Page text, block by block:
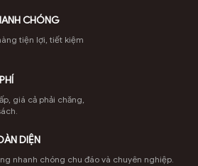
CHÓNG
tiện lợi, tiết kiệm
giá cả phải chăng,
DIỆN
nhanh chóng chu đáo và chuyên nghiệp.